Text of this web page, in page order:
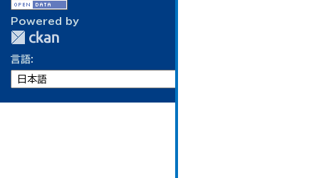
Powered by
言語